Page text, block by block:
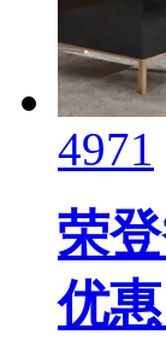
4971
荣
优惠